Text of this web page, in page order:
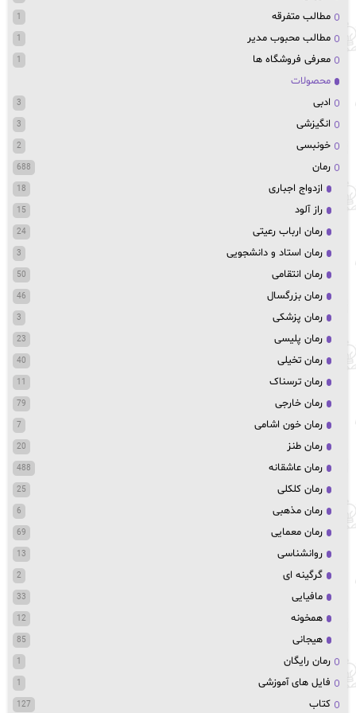
مطالب متفرقه 1
مطالب محبوب مدیر 1
معرفی فروشگاه ها 1
محصولات
ادبی
3
انگیزشی 3
خونبسی 2
رمان 688
ازدواج اجباری 18
راز آلود 15
رمان ارباب رعیتی 24
رمان استاد و دانشجویی 3
رمان انتقامی 50
رمان بزرگسال 46
رمان پزشکی 3
رمان پلیسی 23
رمان تخیلی 40
رمان ترسناک 11
رمان خارجی 79
رمان خون اشامی 7
رمان طنز 20
رمان عاشقانه 488
رمان کلکلی 25
رمان مذهبی 6
رمان معمایی 69
روانشناسی 13
گرگینه ای 2
مافیایی 33
همخونه 12
هیجانی 85
رمان رایگان 1
فایل های آموزشی 1
کتاب 127